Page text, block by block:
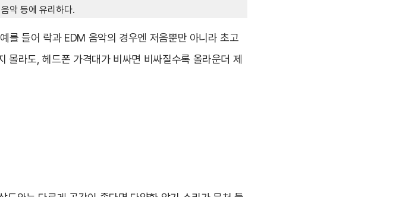
악 등에 유리하다.
를 들어 락과 EDM 음악의 경우엔 저음뿐만 아니라 초고
몰라도, 헤드폰 가격대가 비싸면 비싸질수록 올라운더 제